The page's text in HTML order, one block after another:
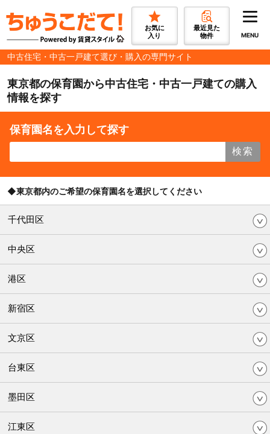
お気に
入り
最近見た
物件
MENU
中古住宅・中古一戸建て選び・購入の専門サイト
東京都の保育園から中古住宅・中古一戸建ての購入
情報を探す
保育園名を入力して探す
検索
◆東京都内のご希望の保育園名を選択してください
千代田区
中央区
港区
新宿区
文京区
台東区
墨田区
江東区